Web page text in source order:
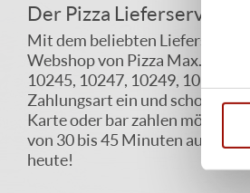
Der Pizza Lieferservice
Mit dem beliebten
Webshop von Pizza Max. Hier
10245, 10247, 10249, 10365,
Zahlungsart ein und schon
Karte oder bar zahlen
von 30 bis 45 Minuten
heute!